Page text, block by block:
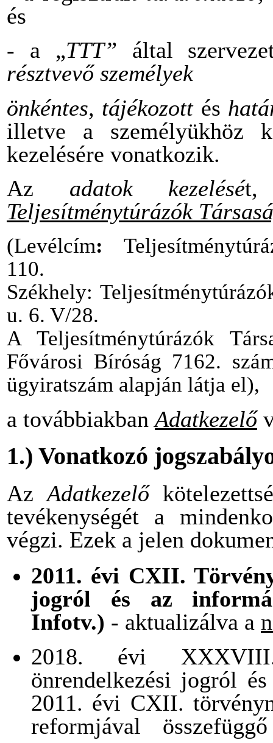
és
- a „TTT” által
résztvevő személyek
önkéntes, tájékozott és
illetve a személyükhöz
kezelésére vonatkozik.
Az adatok kezelésé
Teljesítménytúrázók
(Levélcím:
110.
Székhely:
u. 6. V/28.
A Teljesítménytúrázók
Fővárosi Bíróság 7162.
ügyiratszám alapján látja el),
a továbbiakbanAdatkezelő
1.) Vonatkozó
AzAdatkezelő
tevékenységét a
végzi. Ezek a jelen
2011. évi CXII.
jogról és az
Infotv.) - aktualizálva a
2018. évi
önrendelkezési jogról
2011. évi CXII.
reformjával